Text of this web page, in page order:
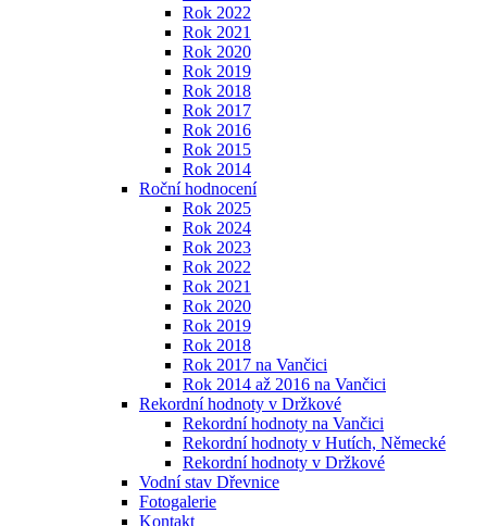
Rok 2022
Rok 2021
Rok 2020
Rok 2019
Rok 2018
Rok 2017
Rok 2016
Rok 2015
Rok 2014
Roční hodnocení
Rok 2025
Rok 2024
Rok 2023
Rok 2022
Rok 2021
Rok 2020
Rok 2019
Rok 2018
Rok 2017 na Vančici
Rok 2014 až 2016 na Vančici
Rekordní hodnoty v Držkové
Rekordní hodnoty na Vančici
Rekordní hodnoty v Hutích, Německé
Rekordní hodnoty v Držkové
Vodní stav Dřevnice
Fotogalerie
Kontakt